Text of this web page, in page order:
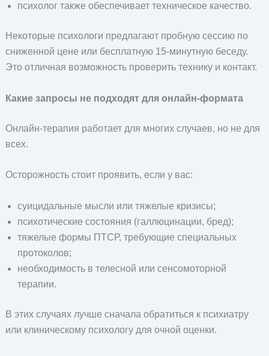
психолог также обеспечивает техническое качество.
Некоторые психологи предлагают пробную сессию по
сниженной цене или бесплатную 15-минутную беседу.
Это отличная возможность проверить технику и контакт.
Какие запросы не подходят для онлайн-формата
Онлайн-терапия работает для многих случаев, но не для
всех.
Осторожность стоит проявить, если у вас:
суицидальные мысли или тяжелые кризисы;
психотические состояния (галлюцинации, бред);
тяжелые формы ПТСР, требующие специальных
протоколов;
необходимость в телесной или сенсомоторной
терапии.
В этих случаях лучше сначала обратиться к психиатру
или клиническому психологу для очной оценки.